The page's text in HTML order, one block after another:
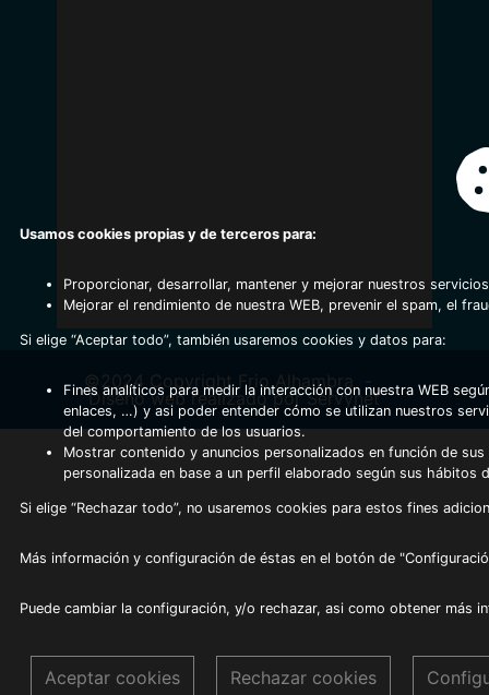
©2024 Copyright Frio Alhambra
Diseño web realizado por Servynet
Usamos cookies propias y de terceros para:
Proporcionar, desarrollar, mantener y mejorar nuestros
Mejorar el rendimiento de nuestra WEB, prevenir el spam, el
Si elige “Aceptar todo”, también usaremos cookies y datos para:
Fines analíticos para medir la interacción con nuestra WEB
enlaces, …) y asi poder entender cómo se utilizan nuestros
del comportamiento de los usuarios.
Mostrar contenido y anuncios personalizados en función de
personalizada en base a un perfil elaborado según sus hábitos
Si elige “Rechazar todo”, no usaremos cookies para estos fines
Más información y configuración de éstas en el botón de
Puede cambiar la configuración, y/o rechazar, asi como obtener más
Aceptar cookies Rechazar cookies